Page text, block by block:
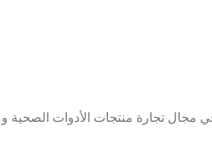
مجال تجارة منتجات الأدوات الصحية